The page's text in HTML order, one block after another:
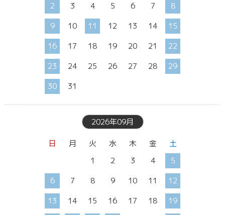
2
3 4 5 6 7
8
9
10 11 12 13 14
15
16
17 18 19 20 21
22
23
24 25 26 27 28
29
30
31
2026年09月
日 月 火 水 木 金
土
1
2 3 4
5
6
7 8 9 10 11
12
13
14 15 16 17 18
19